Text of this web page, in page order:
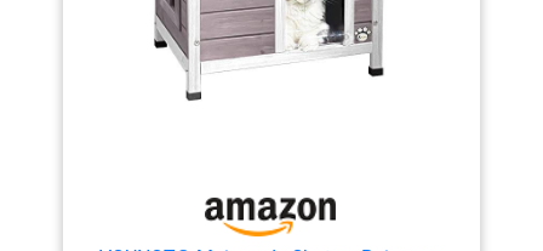
l'intérieur et sur le dessus ;
compact pour économiser
de l'espace au sol